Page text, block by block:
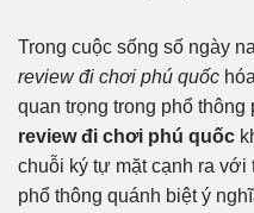
Trong cuộc sống số ngày
review đi chơi phú quốc
quan trọng trong phổ
review đi chơi phú quốc
chuỗi ký tự mặt cạnh ra với
phổ thông quánh biệt ý